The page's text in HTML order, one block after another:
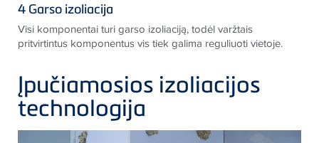
4 Garso izoliacija
Visi komponentai turi garso izoliaciją, todėl varžtais
pritvirtintus komponentus vis tiek galima reguliuoti vietoje.
Įpučiamosios izoliacijos
technologija